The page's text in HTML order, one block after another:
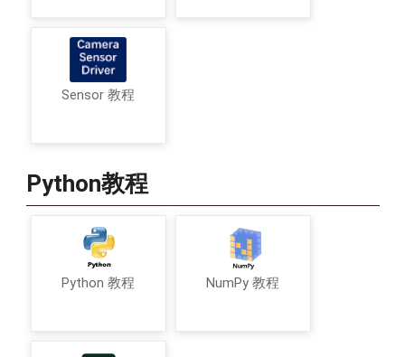
Sensor 教程
Python教程
Python 教程 NumPy 教程